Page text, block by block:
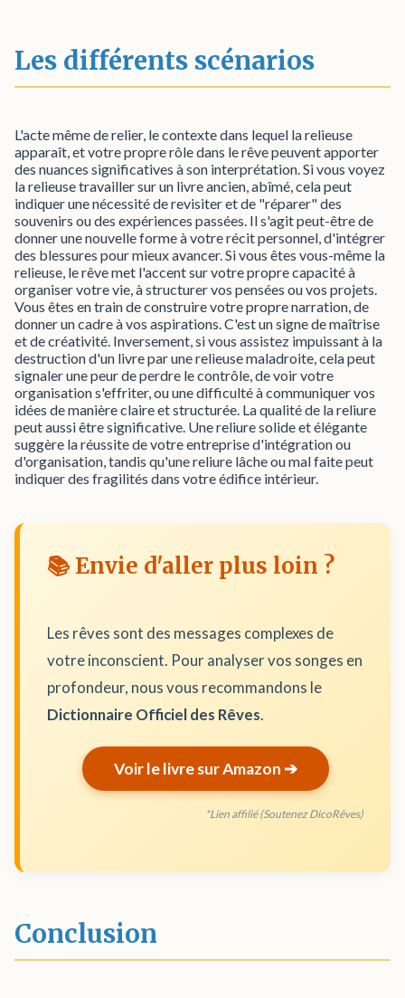
Les différents scénarios
L'acte même de relier, le contexte dans lequel la relieuse
apparaît, et votre propre rôle dans le rêve peuvent apporter
des nuances significatives à son interprétation. Si vous voyez
la relieuse travailler sur un livre ancien, abîmé, cela peut
indiquer une nécessité de revisiter et de "réparer" des
souvenirs ou des expériences passées. Il s'agit peut-être de
donner une nouvelle forme à votre récit personnel, d'intégrer
des blessures pour mieux avancer. Si vous êtes vous-même la
relieuse, le rêve met l'accent sur votre propre capacité à
organiser votre vie, à structurer vos pensées ou vos projets.
Vous êtes en train de construire votre propre narration, de
donner un cadre à vos aspirations. C'est un signe de maîtrise
et de créativité. Inversement, si vous assistez impuissant à la
destruction d'un livre par une relieuse maladroite, cela peut
signaler une peur de perdre le contrôle, de voir votre
organisation s'effriter, ou une difficulté à communiquer vos
idées de manière claire et structurée. La qualité de la reliure
peut aussi être significative. Une reliure solide et élégante
suggère la réussite de votre entreprise d'intégration ou
d'organisation, tandis qu'une reliure lâche ou mal faite peut
indiquer des fragilités dans votre édifice intérieur.
📚 Envie d'aller plus loin ?
Les rêves sont des messages complexes de
votre inconscient. Pour analyser vos songes en
profondeur, nous vous recommandons le
Dictionnaire Officiel des Rêves.
Voir le livre sur Amazon ➔
*Lien affilié (Soutenez DicoRêves)
Conclusion